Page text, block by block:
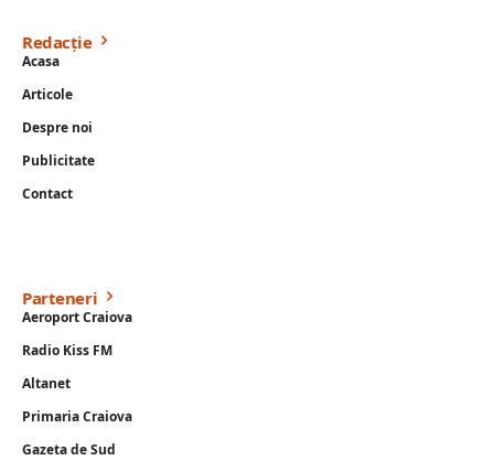
Redacție
Acasa
Articole
Despre noi
Publicitate
Contact
Parteneri
Aeroport Craiova
Radio Kiss FM
Altanet
Primaria Craiova
Gazeta de Sud